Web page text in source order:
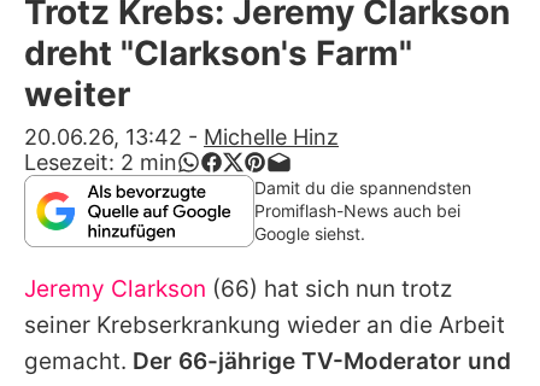
Alle Themen auf Promiflash
App runterladen
Team
Redaktionelle Richtlinien
Impressum
Datenschutzerklärung
Trotz Krebs: Jeremy Clarkson
dreht "Clarkson's Farm"
weiter
20.06.26, 13:42 - Michelle Hinz
Lesezeit: 2 min
Damit du die spannendsten
Promiflash-News auch bei
Google siehst.
Jeremy Clarkson (66) hat sich nun trotz
seiner Krebserkrankung wieder an die Arbeit
gemacht. Der 66-jährige TV-Moderator und